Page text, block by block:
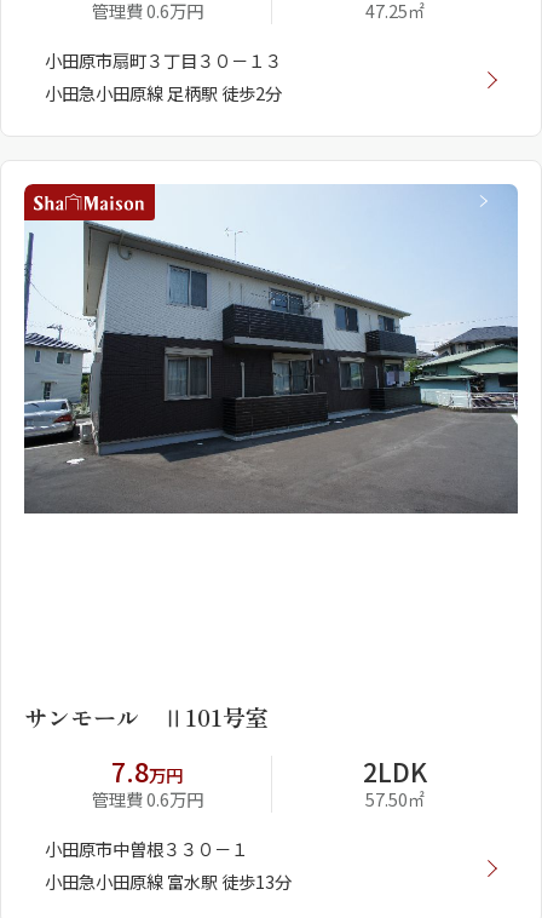
管理費 0.6万円
47.25㎡
小田原市扇町３丁目３０－１３
小田急小田原線 足柄駅 徒歩2分
サンモール Ⅱ101号室
7.8万円
管理費 0.6万円
2LDK
57.50㎡
小田原市中曽根３３０－１
小田急小田原線 富水駅 徒歩13分